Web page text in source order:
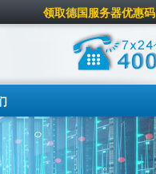
领取德国服务器优惠